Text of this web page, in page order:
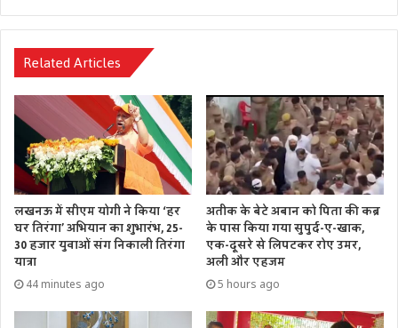
Related Articles
लखनऊ में सीएम योगी ने किया ‘हर
घर तिरंगा’ अभियान का शुभारंभ, 25-
30 हजार युवाओं संग निकाली तिरंगा
यात्रा
44 minutes ago
अतीक के बेटे अबान को पिता की कब्र
के पास किया गया सुपुर्द-ए-खाक,
एक-दूसरे से लिपटकर रोए उमर,
अली और एहजम
5 hours ago